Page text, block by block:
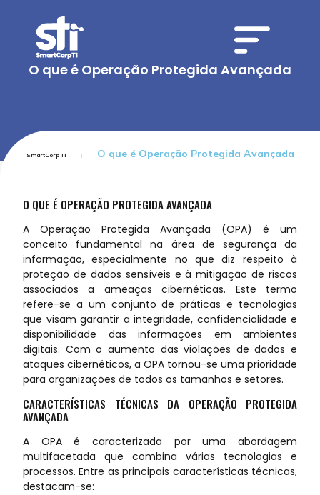
O que é Operação Protegida Avançada
SmartCorp TI O que é Operação Protegida Avançada
O QUE É OPERAÇÃO PROTEGIDA AVANÇADA
A Operação Protegida Avançada (OPA) é um
conceito fundamental na área de segurança da
informação, especialmente no que diz respeito à
proteção de dados sensíveis e à mitigação de riscos
associados a ameaças cibernéticas. Este termo
refere-se a um conjunto de práticas e tecnologias
que visam garantir a integridade, confidencialidade e
disponibilidade das informações em ambientes
digitais. Com o aumento das violações de dados e
ataques cibernéticos, a OPA tornou-se uma prioridade
para organizações de todos os tamanhos e setores.
CARACTERÍSTICAS TÉCNICAS DA OPERAÇÃO PROTEGIDA
AVANÇADA
A OPA é caracterizada por uma abordagem
multifacetada que combina várias tecnologias e
processos. Entre as principais características técnicas,
destacam-se: